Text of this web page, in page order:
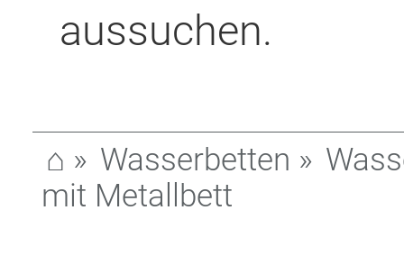
aussuchen.
⌂ » Wasserbetten »
mit Metallbett